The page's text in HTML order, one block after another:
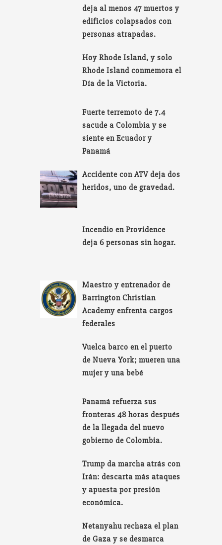
deja al menos 47 muertos y
edificios colapsados con
personas atrapadas.
Hoy Rhode Island, y solo
Rhode Island conmemora el
Día de la Victoria.
Fuerte terremoto de 7.4
sacude a Colombia y se
siente en Ecuador y
Panamá
Accidente con ATV deja dos
heridos, uno de gravedad.
Incendio en Providence
deja 6 personas sin hogar.
Maestro y entrenador de
Barrington Christian
Academy enfrenta cargos
federales
Vuelca barco en el puerto
de Nueva York; mueren una
mujer y una bebé
Panamá refuerza sus
fronteras 48 horas después
de la llegada del nuevo
gobierno de Colombia.
Trump da marcha atrás con
Irán: descarta más ataques
y apuesta por presión
económica.
Netanyahu rechaza el plan
de Gaza y se desmarca